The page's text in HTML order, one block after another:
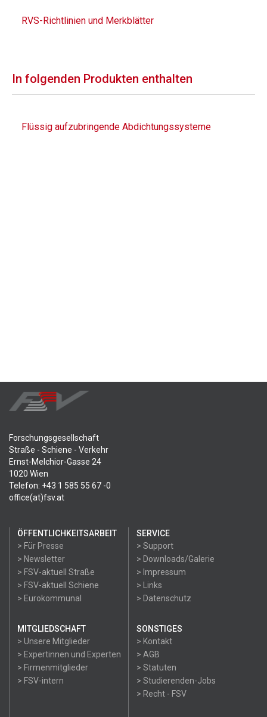
RVS-Richtlinien und Merkblätter
In folgenden Produkten enthalten
Flüssig aufzubringende Abdichtungssysteme
Forschungsgesellschaft
Straße - Schiene - Verkehr
Ernst-Melchior-Gasse 24
1020 Wien
Telefon: +43 1 585 55 67 -0
office(at)fsv.at
ÖFFENTLICHKEITSARBEIT
> Für Presse
> Newsletter
> FSV-aktuell Straße
> FSV-aktuell Schiene
> Eurokommunal
SERVICE
> Support
> Downloads/Galerie
> Impressum
> Links
> Datenschutz
MITGLIEDSCHAFT
> Unsere Mitglieder
> Expertinnen und Experten
> Firmenmitglieder
> FSV-intern
SONSTIGES
> Kontakt
> AGB
> Statuten
> Studierenden-Jobs
> Recht - FSV